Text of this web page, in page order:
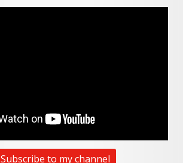
Subscribe to my channel